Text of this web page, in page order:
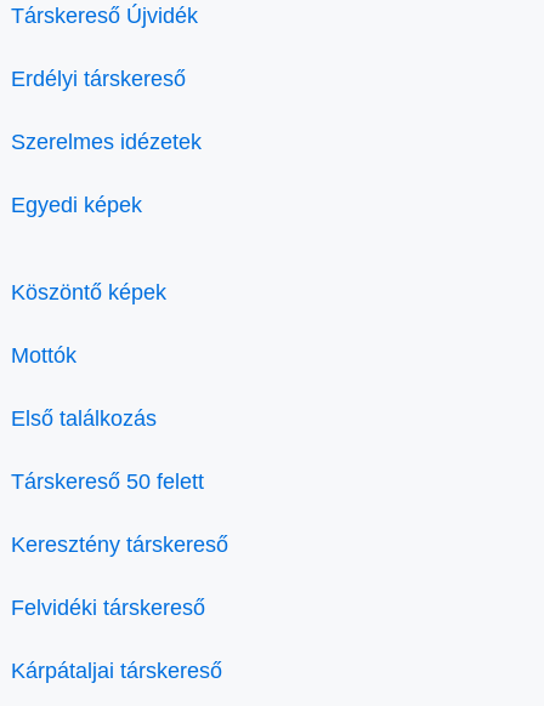
Társkereső Újvidék
Erdélyi társkereső
Szerelmes idézetek
Egyedi képek
Köszöntő képek
Mottók
Első találkozás
Társkereső 50 felett
Keresztény társkereső
Felvidéki társkereső
Kárpátaljai társkereső